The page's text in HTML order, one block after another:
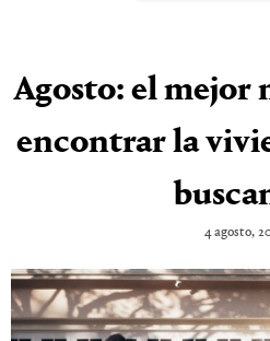
Agosto: el mejor
encontrar la
4 agosto,